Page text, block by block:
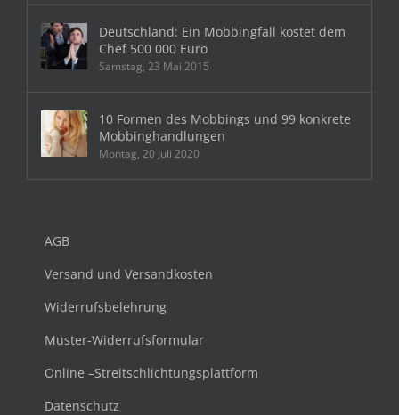
Deutschland: Ein Mobbingfall kostet dem
Chef 500 000 Euro
Samstag, 23 Mai 2015
10 Formen des Mobbings und 99 konkrete
Mobbinghandlungen
Montag, 20 Juli 2020
AGB
Versand und Versandkosten
Widerrufsbelehrung
Muster-Widerrufsformular
Online –Streitschlichtungsplattform
Datenschutz